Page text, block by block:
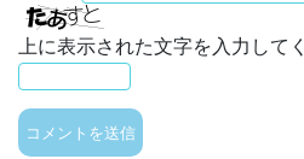
上に表示された文字を入力して